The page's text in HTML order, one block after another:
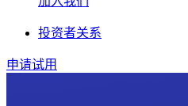
投资者关系
申请试用